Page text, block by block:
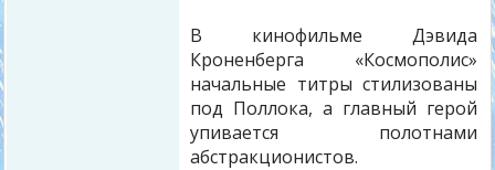
В кинофильме Дэвида
Кроненберга «Космополис»
начальные титры стилизованы
под Поллока, а главный герой
упивается полотнами
абстракционистов.